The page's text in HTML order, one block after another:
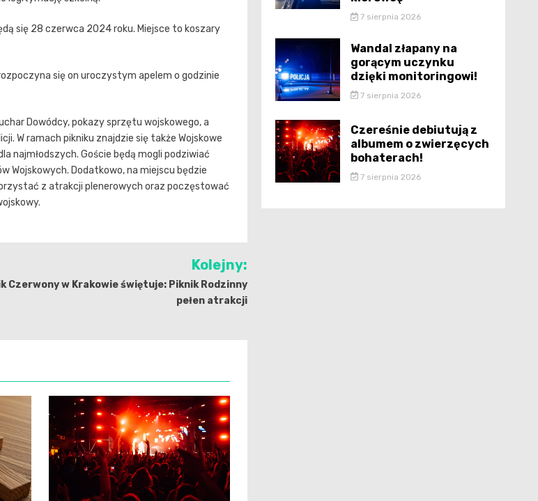
się 28 czerwca 2024 roku. Miejsce to koszary
się on uroczystym apelem o godzinie
Dowódcy, pokazy sprzętu wojskowego, a
W ramach pikniku znajdzie się także Wojskowe
najmłodszych. Goście będą mogli podziwiać
Wojskowych. Dodatkowo, na miejscu będzie
z atrakcji plenerowych oraz poczęstować
Kolejny:
Czerwony w Krakowie świętuje: Piknik Rodzinny
pełen atrakcji
7 sierpnia 2026
Wandal złapany na
gorącym uczynku
dzięki monitoringowi!
7 sierpnia 2026
Czereśnie debiutują z
albumem o zwierzęcych
bohaterach!
7 sierpnia 2026